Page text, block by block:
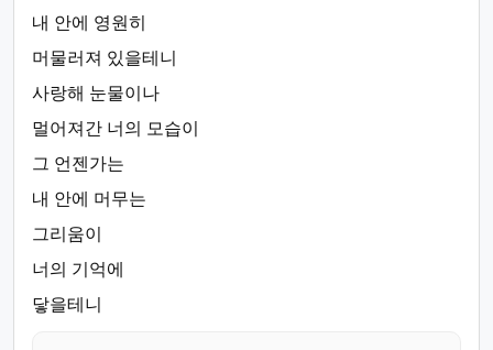
내 안에 영원히
머물러져 있을테니
사랑해 눈물이나
멀어져간 너의 모습이
그 언젠가는
내 안에 머무는
그리움이
너의 기억에
닿을테니